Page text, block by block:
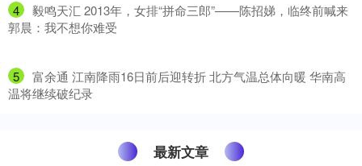
4
​毅鸣天汇 2013年，女排“拼命三郎”——陈招娣，临终前喊来
郭晨：我不想你难受
5
​富余通 江南降雨16日前后迎转折 北方气温总体向暖 华南高
温将继续破纪录
最新文章